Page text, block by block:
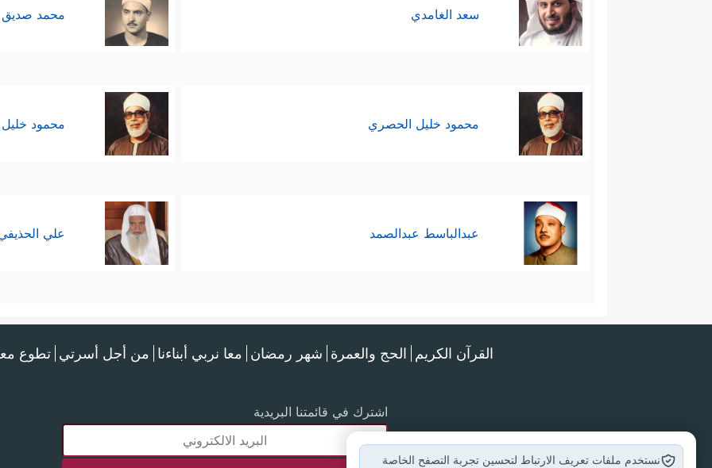
سعد الغامدي محمد صديق
محمود خليل الحصري محمود
عبدالباسط عبدالصمد علي
القرآن الكريم الحج والعمرة شهر رمضان معا نربي أبناءنا من أجل أسرتي تطوع
اشترك في قائمتنا البريدية
نستخدم ملفات تعريف الارتباط لتحسين تجربة التصفح الخاصة